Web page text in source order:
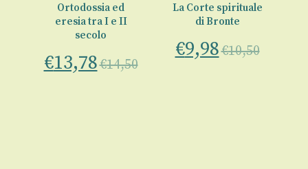
Ortodossia ed
eresia tra I e II
secolo
€13,78€14,50
La Corte spirituale
di Bronte
€9,98€10,50